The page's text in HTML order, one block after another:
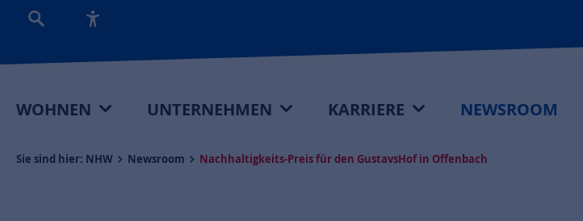
WOHNEN UNTERNEHMEN KARRIERE NEWSROOM
Sie sind hier: NHW Newsroom Nachhaltigkeits-Preis für den GustavsHof in Offenbach